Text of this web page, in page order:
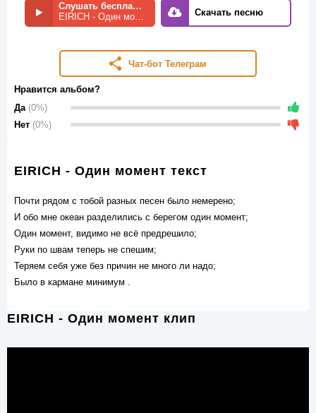
Слушать бесплатно
EIRICH - Один момент
Скачать песню
Чат-бот Телеграм
Нравится альбом?
Да (0%)
Нет (0%)
EIRICH - Один момент текст
Почти рядом с тобой разных песен было немерено;
И обо мне океан разделились с берегом один момент;
Один момент, видимо не всё предрешило;
Руки по швам теперь не спешим;
Теряем себя уже без причин не много ли надо;
Было в кармане минимум .
EIRICH - Один момент клип